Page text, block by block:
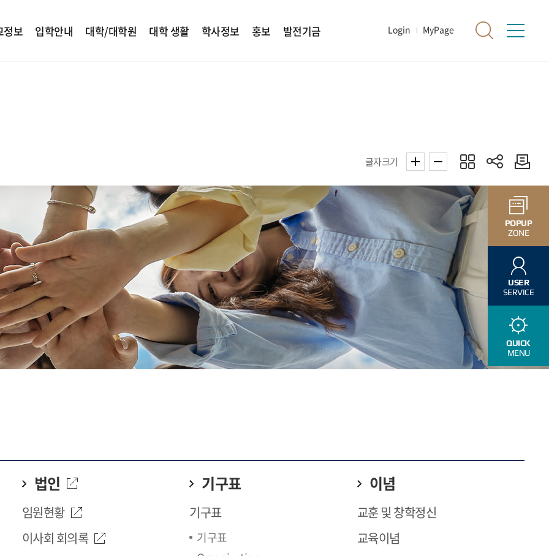
정보 입학안내 대학/대학원 대학 생활 학사정보 홍보 발전기금 Login MyPage
POPUP
ZONE
USER
SERVICE
QUICK
MENU
글자크기
법인
임원현황
이사회 회의록
기구표
기구표
기구표
이념
교훈 및 창학정신
교육이념